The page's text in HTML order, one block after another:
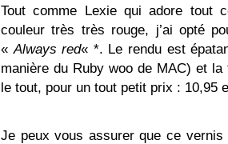
Tout comme Lexie qui adore tout
couleur très très rouge, j’ai opté
«Always red« *. Le rendu est
manière du Ruby woo de MAC) et
le tout, pour un tout petit prix : 10,95
Je peux vous assurer que ce vernis